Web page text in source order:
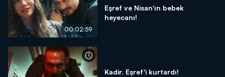
00:02:59
Eşref ve Nisan'ın bebek
heyecanı!
Kadir, Eşref'i kurtardı!